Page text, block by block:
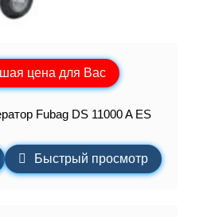
цена для Вас
Fubag DS 11000 A ES
Быстрый просмотр